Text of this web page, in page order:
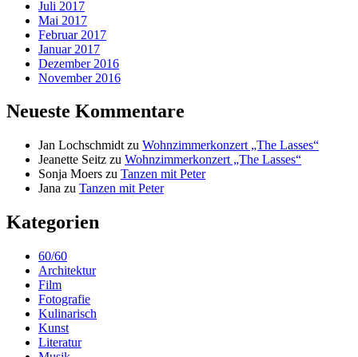
Juli 2017
Mai 2017
Februar 2017
Januar 2017
Dezember 2016
November 2016
Neueste Kommentare
Jan Lochschmidt zu Wohnzimmerkonzert „The Lasses“
Jeanette Seitz zu Wohnzimmerkonzert „The Lasses“
Sonja Moers zu Tanzen mit Peter
Jana zu Tanzen mit Peter
Kategorien
60/60
Architektur
Film
Fotografie
Kulinarisch
Kunst
Literatur